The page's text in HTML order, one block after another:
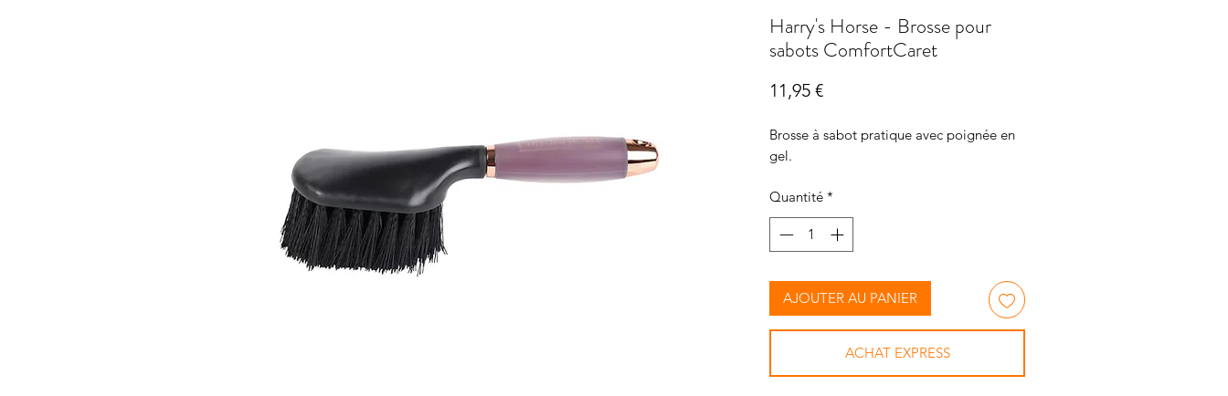
Harry's Horse - Brosse pour
sabots ComfortCaret
11,95 €Prix
Brosse à sabot pratique avec poignée en
gel.
Quantité *
AJOUTER AU PANIER
ACHAT EXPRESS